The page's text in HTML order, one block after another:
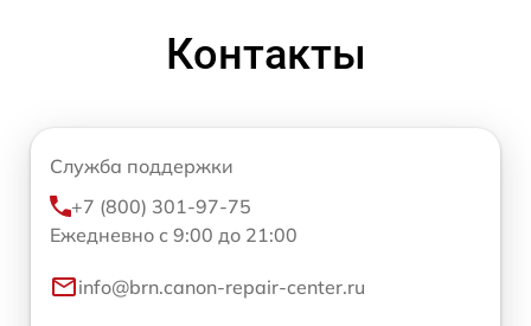
Контакты
Служба поддержки
+7 (800) 301-97-75
Ежедневно с 9:00 до 21:00
info@brn.canon-repair-center.ru